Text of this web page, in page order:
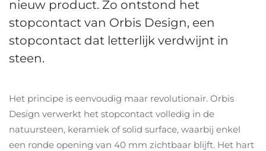
nieuw product. Zo ontstond het
stopcontact van Orbis Design, een
stopcontact dat letterlijk verdwijnt in
steen.
Het principe is eenvoudig maar revolutionair. Orbis
Design verwerkt het stopcontact volledig in de
natuursteen, keramiek of solid surface, waarbij enkel
een ronde opening van 40 mm zichtbaar blijft. Het hart